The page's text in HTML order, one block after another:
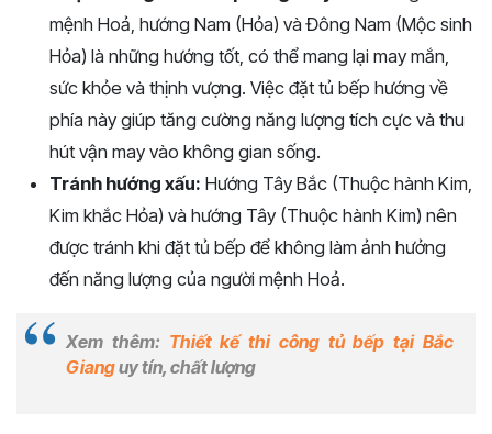
mệnh Hoả, hướng Nam (Hỏa) và Đông Nam (Mộc sinh
Hỏa) là những hướng tốt, có thể mang lại may mắn,
sức khỏe và thịnh vượng. Việc đặt tủ bếp hướng về
phía này giúp tăng cường năng lượng tích cực và thu
hút vận may vào không gian sống.
Tránh hướng xấu: Hướng Tây Bắc (Thuộc hành Kim,
Kim khắc Hỏa) và hướng Tây (Thuộc hành Kim) nên
được tránh khi đặt tủ bếp để không làm ảnh hưởng
đến năng lượng của người mệnh Hoả.
Xem thêm: Thiết kế thi công tủ bếp tại Bắc
Gianguy tín, chất lượng